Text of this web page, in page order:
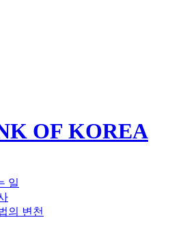
OF KOREA
일
의 변천